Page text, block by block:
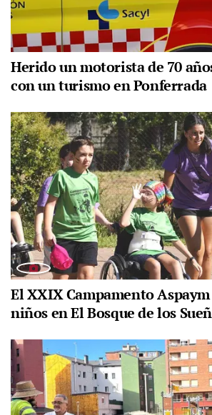
Herido un motorista de 70
con un turismo en Ponferrada
El XXIX Campamento
niños en El Bosque de los